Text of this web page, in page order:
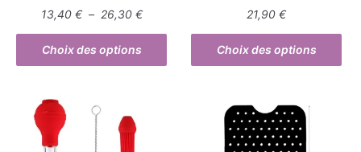
13,40 € – 26,30 €Plage
de
13,40 €
Choix des options
Ce
produit
plusieurs
variations.
Les
21,90€
Choix des options
Ce
produit
plusieurs
variations.
Les